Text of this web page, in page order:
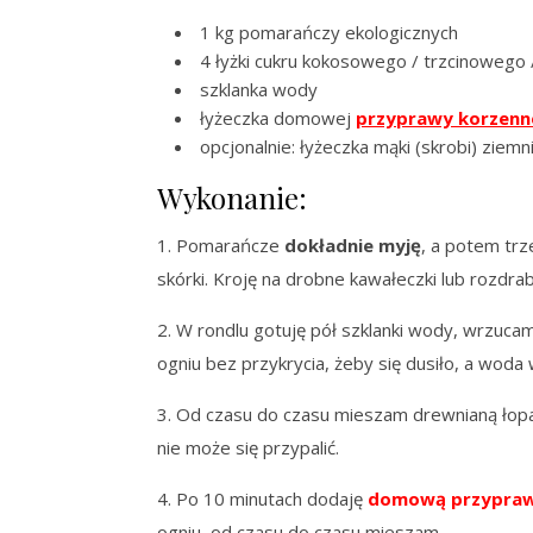
1 kg pomarańczy ekologicznych
4 łyżki cukru kokosowego /
szklanka wody
łyżeczka domowej przyprawy
opcjonalnie: łyżeczka mąki (skrobi)
Wykonanie:
1. Pomarańcze dokładnie myję, a potem
skórki. Kroję na drobne kawałeczki lub
2. W rondlu gotuję pół szklanki wody,
ogniu bez przykrycia, żeby się dusiło, a woda
3. Od czasu do czasu mieszam drewnianą
nie może się przypalić.
4. Po 10 minutach dodaję domową